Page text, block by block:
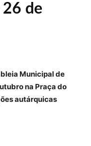
de
Municipal de
na Praça do
autárquicas